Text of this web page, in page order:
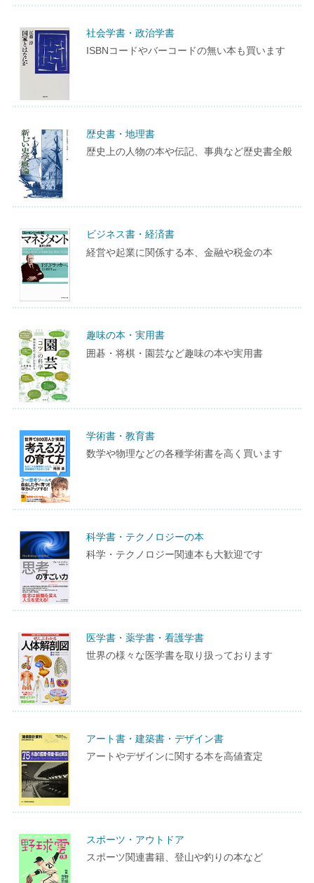
社会学書・政治学書
ISBNコードやバーコードの無い本も買います
歴史書・地理書
歴史上の人物の本や伝記、事典など歴史書全般
ビジネス書・経済書
経営や起業に関係する本、金融や税金の本
趣味の本・実用書
囲碁・将棋・園芸など趣味の本や実用書
学術書・教育書
数学や物理などの各種学術書を高く買います
科学書・テクノロジーの本
科学・テクノロジー関連本も大歓迎です
医学書・薬学書・看護学書
世界の様々な医学書を取り扱っております
アート書・建築書・デザイン書
アートやデザインに関する本を高値査定
スポーツ・アウトドア
スポーツ関連書籍、登山や釣りの本など